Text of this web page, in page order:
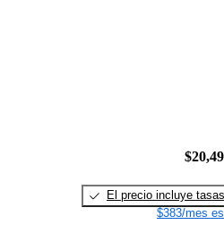
El precio incluye tasas
$383/mes